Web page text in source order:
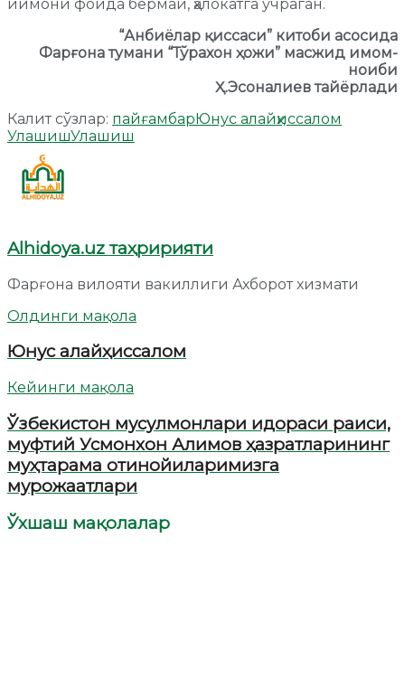
иймони фойда бермай, ҳалокатга учраган.
“Анбиёлар қиссаси” китоби асосида
Фарғона тумани “Тўрахон ҳожи” масжид имом-
ноиби
Ҳ.Эсоналиев тайёрлади
Калит сўзлар: пайғамбарЮнус алайҳиссалом
УлашишУлашиш
Alhidoya.uz таҳририяти
Фарғона вилояти вакиллиги Ахборот хизмати
Олдинги мақола
Юнус алайҳиссалом
Кейинги мақола
Ўзбекистон мусулмонлари идораси раиси,
муфтий Усмонхон Алимов ҳазратларининг
муҳтарама отинойиларимизга
мурожаатлари
Ўхшаш мақолалар